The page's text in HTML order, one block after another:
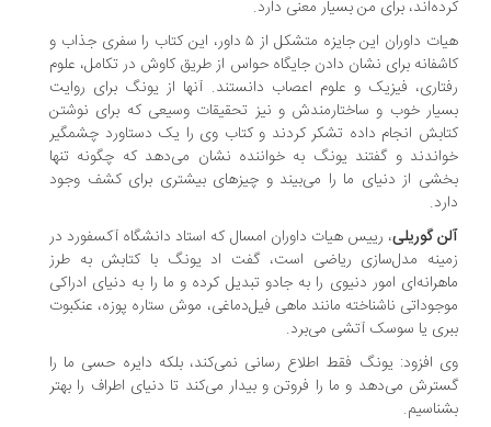
برای من بسیار معنی دارد.
هیات داوران این جایزه متشکل از ۵ داور، این کتاب را سفری جذاب و
برای نشان دادن جایگاه حواس از طریق کاوش در تکامل، علوم
فیزیک و علوم اعصاب دانستند. آنها از یونگ برای روایت
خوب و ساختارمندش و نیز تحقیقات وسیعی که برای نوشتن
انجام داده تشکر کردند و کتاب وی را یک دستاورد چشمگیر
و گفتند یونگ به خواننده نشان می‌دهد که چگونه تنها
از دنیای ما را می‌بیند و چیزهای بیشتری برای کشف وجود
گوریلی، رییس هیات داوران امسال که استاد دانشگاه آکسفورد در
مدل‌سازی ریاضی است، گفت اد یونگ با کتابش به طرز
امور دنیوی را به جادو تبدیل ‌کرده و ما را به دنیای ادراکی
ناشناخته مانند ماهی فیل‌دماغی، موش ستاره پوزه، عنکبوت
یا سوسک آتشی می‌برد.
افزود: یونگ فقط اطلاع رسانی نمی‌کند، بلکه دایره حسی ما را
می‌دهد و ما را فروتن و بیدار می‌کند تا دنیای اطراف را بهتر